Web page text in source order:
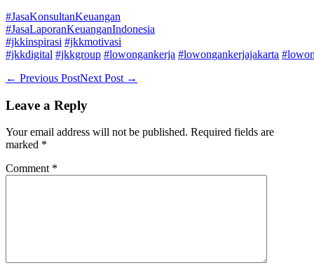
#JasaKonsultanKeuangan
#JasaLaporanKeuanganIndonesia
#jkkinspirasi #jkkmotivasi
#jkkdigital #jkkgroup #lowongankerja #lowongankerjajakarta
Post
← Previous PostNext Post →
Leave a Reply
Your email address will not be published. Required fields are
marked *
Comment *